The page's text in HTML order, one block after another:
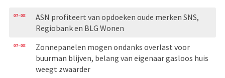
07-08
ASN profiteert van opdoeken oude merken SNS,
Regiobank en BLG Wonen
07-08
Zonnepanelen mogen ondanks overlast voor
buurman blijven, belang van eigenaar gasloos huis
weegt zwaarder